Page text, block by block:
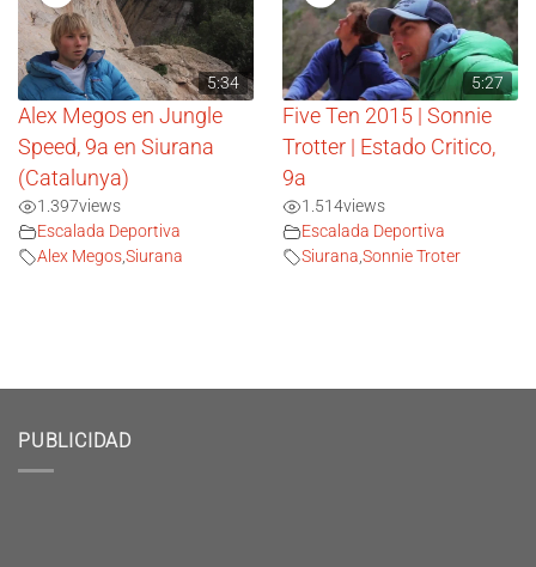
5:34
Alex Megos en Jungle
Speed, 9a en Siurana
(Catalunya)
1.397views
Escalada Deportiva
Alex Megos,Siurana
5:27
Five Ten 2015 | Sonnie
Trotter | Estado Critico,
9a
1.514views
Escalada Deportiva
Siurana,Sonnie Troter
PUBLICIDAD